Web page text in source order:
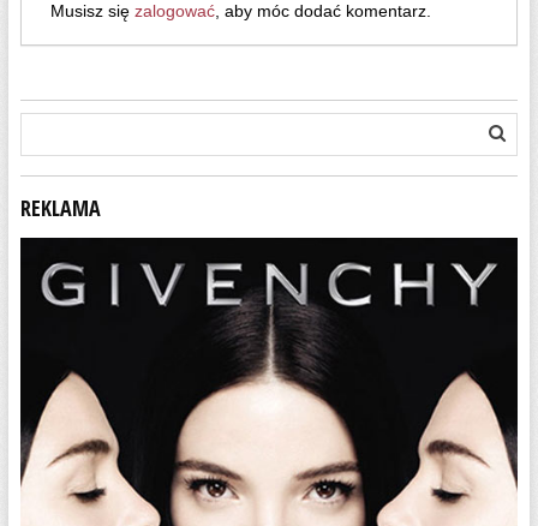
Musisz się zalogować, aby móc dodać komentarz.
REKLAMA